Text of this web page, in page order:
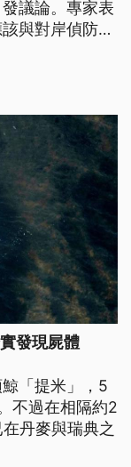
議論。專家表
與對岸偵防滲
發現屍體
「提米」，5
不過在相隔約2
丹麥與瑞典之